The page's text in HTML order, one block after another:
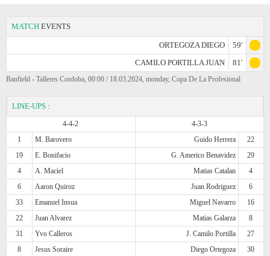
MATCH EVENTS
ORTEGOZA DIEGO
59'
CAMILO PORTILLA JUAN
81'
Banfield - Talleres Cordoba, 00:00 / 18.03.2024, monday, Copa De La Profesional
LINE-UPS :
4-4-2
4-3-3
1
M. Barovero Guido Herrera
22
19
E. Bonifacio G. Americo Benavidez
29
4
A. Maciel Matias Catalan
4
6
Aaron Quiroz Juan Rodriguez
6
33
Emanuel Insua Miguel Navarro
16
22
Juan Alvarez Matias Galarza
8
31
Yvo Calleros J. Camilo Portilla
27
8
Jesus Soraire Diego Ortegoza
30